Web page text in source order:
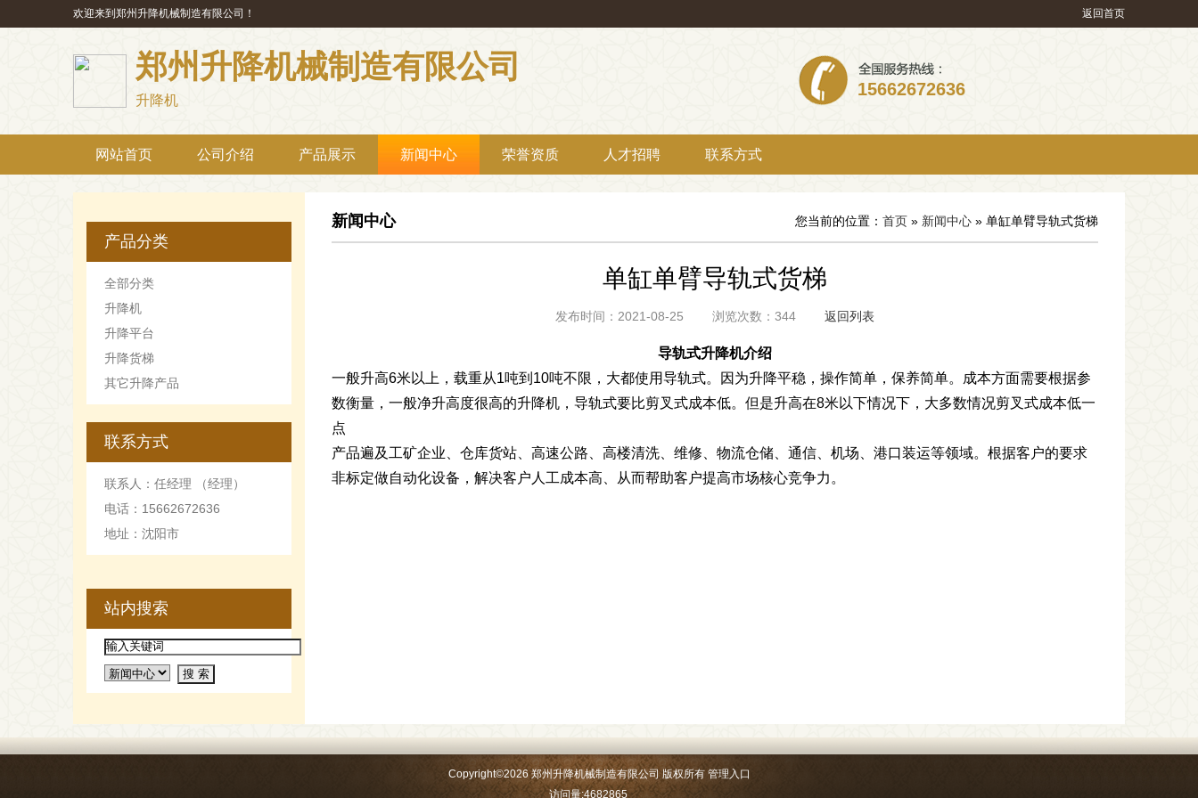
返回首页
欢迎来到郑州升降机械制造有限公司！
郑州升降机械制造有限公司
升降机
15662672636
网站首页 公司介绍 产品展示 新闻中心 荣誉资质 人才招聘 联系方式
产品分类
全部分类
升降机
升降平台
升降货梯
其它升降产品
联系方式
联系人：任经理 （经理）
电话：15662672636
地址：沈阳市
站内搜索
您当前的位置： 首页 » 新闻中心 » 单缸单臂导轨式货梯
新闻中心
单缸单臂导轨式货梯
发布时间：2021-08-25 浏览次数：344 返回列表
导轨式升降机介绍
一般升高6米以上，载重从1吨到10吨不限，大都使用导轨式。因为升降平稳，操作简单，保养简单。成本方面需要根据参
数衡量，一般净升高度很高的升降机，导轨式要比剪叉式成本低。但是升高在8米以下情况下，大多数情况剪叉式成本低一
点
产品遍及工矿企业、仓库货站、高速公路、高楼清洗、维修、物流仓储、通信、机场、港口装运等领域。根据客户的要求
非标定做自动化设备，解决客户人工成本高、从而帮助客户提高市场核心竞争力。
Copyright©2026 郑州升降机械制造有限公司 版权所有 管理入口
访问量:4682865